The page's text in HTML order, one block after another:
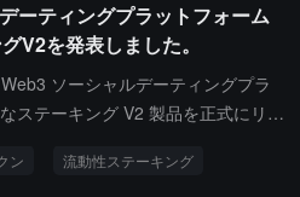
ーティングプラットフォーム
V2を発表しました。
ソーシャルデーティングプラ
ステーキング V2 製品を正式にリリ
直接ステーキング操作を完了でき
ン 流動性ステーキング